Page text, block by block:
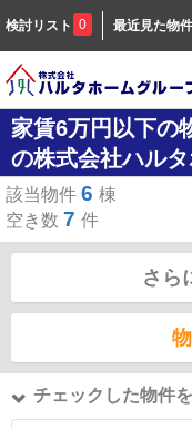
検討リスト 0 最近見た物件
家賃6万円以下の
の株式会社ハル
該当物件 6 棟
空き数 7 件
さら
チェックした物件